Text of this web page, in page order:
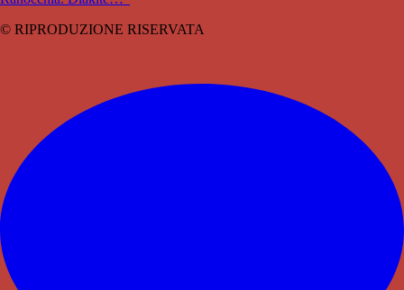
© RIPRODUZIONE RISERVATA